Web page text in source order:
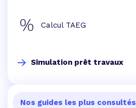
Calcul TAEG
Simulation prêt travaux
Nos guides les plus consultés